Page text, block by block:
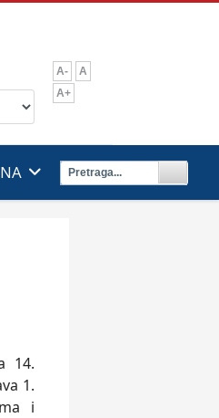
A-
A
A+
14.
1.
i